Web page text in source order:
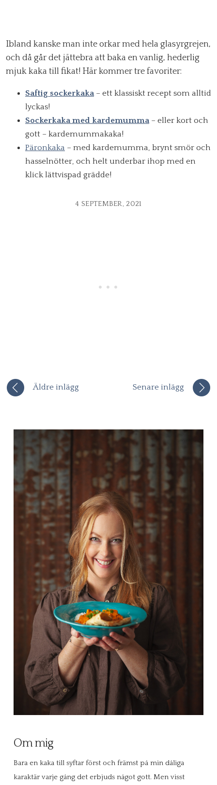
Ibland kanske man inte orkar med hela glasyrgrejen,
och då går det jättebra att baka en vanlig, hederlig
mjuk kaka till fikat! Här kommer tre favoriter:
Saftig sockerkaka– ett klassiskt recept som alltid
lyckas!
Sockerkaka med kardemumma– eller kort och
gott – kardemummakaka!
Päronkaka – med kardemumma, brynt smör och
hasselnötter, och helt underbar ihop med en
klick lättvispad grädde!
4 SEPTEMBER, 2021
Äldre inlägg Senare inlägg
Om mig
Bara en kaka till syftar först och främst på min dåliga
karaktär varje gång det erbjuds något gott. Men visst